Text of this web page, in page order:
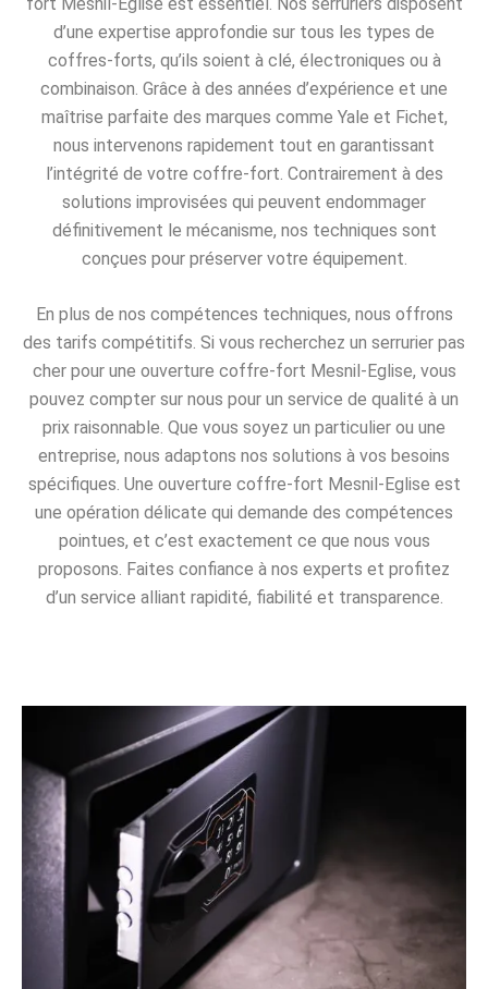
d’une expertise approfondie sur tous les types de
coffres-forts, qu’ils soient à clé, électroniques ou à
combinaison. Grâce à des années d’expérience et une
maîtrise parfaite des marques comme Yale et Fichet,
nous intervenons rapidement tout en garantissant
l’intégrité de votre coffre-fort. Contrairement à des
solutions improvisées qui peuvent endommager
définitivement le mécanisme, nos techniques sont
conçues pour préserver votre équipement.
En plus de nos compétences techniques, nous offrons
des tarifs compétitifs. Si vous recherchez un serrurier pas
cher pour une ouverture coffre-fort Mesnil-Eglise, vous
pouvez compter sur nous pour un service de qualité à un
prix raisonnable. Que vous soyez un particulier ou une
entreprise, nous adaptons nos solutions à vos besoins
spécifiques. Une ouverture coffre-fort Mesnil-Eglise est
une opération délicate qui demande des compétences
pointues, et c’est exactement ce que nous vous
proposons. Faites confiance à nos experts et profitez
d’un service alliant rapidité, fiabilité et transparence.